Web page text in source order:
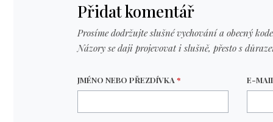
Přidat komentář
Prosíme dodržujte slušné vychování a obecný
Názory se daji projevovat i slušně, přesto s
JMÉNO NEBO PŘEZDÍVKA* E-